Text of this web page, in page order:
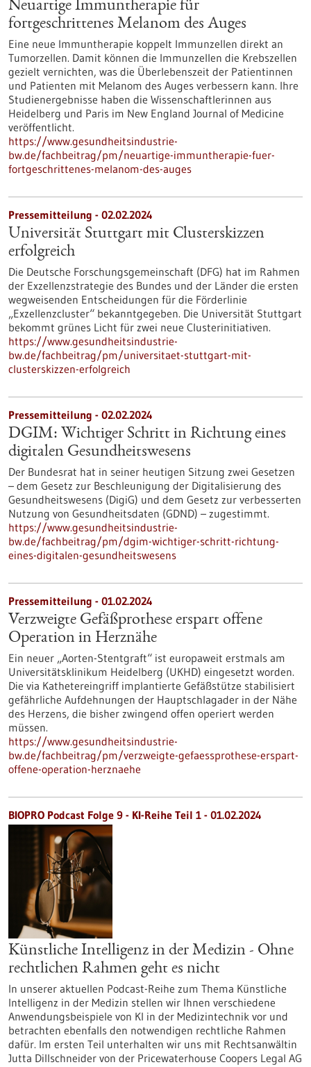
Neuartige Immuntherapie für
fortgeschrittenes Melanom des Auges
Eine neue Immuntherapie koppelt Immunzellen direkt an
Tumorzellen. Damit können die Immunzellen die Krebszellen
gezielt vernichten, was die Überlebenszeit der Patientinnen
und Patienten mit Melanom des Auges verbessern kann. Ihre
Studienergebnisse haben die Wissenschaftlerinnen aus
Heidelberg und Paris im New England Journal of Medicine
veröffentlicht.
https://www.gesundheitsindustrie-
bw.de/fachbeitrag/pm/neuartige-immuntherapie-fuer-
fortgeschrittenes-melanom-des-auges
Pressemitteilung - 02.02.2024
Universität Stuttgart mit Clusterskizzen
erfolgreich
Die Deutsche Forschungsgemeinschaft (DFG) hat im Rahmen
der Exzellenzstrategie des Bundes und der Länder die ersten
wegweisenden Entscheidungen für die Förderlinie
„Exzellenzcluster“ bekanntgegeben. Die Universität Stuttgart
bekommt grünes Licht für zwei neue Clusterinitiativen.
https://www.gesundheitsindustrie-
bw.de/fachbeitrag/pm/universitaet-stuttgart-mit-
clusterskizzen-erfolgreich
Pressemitteilung - 02.02.2024
DGIM: Wichtiger Schritt in Richtung eines
digitalen Gesundheitswesens
Der Bundesrat hat in seiner heutigen Sitzung zwei Gesetzen
– dem Gesetz zur Beschleunigung der Digitalisierung des
Gesundheitswesens (DigiG) und dem Gesetz zur verbesserten
Nutzung von Gesundheitsdaten (GDND) – zugestimmt.
https://www.gesundheitsindustrie-
bw.de/fachbeitrag/pm/dgim-wichtiger-schritt-richtung-
eines-digitalen-gesundheitswesens
Pressemitteilung - 01.02.2024
Verzweigte Gefäßprothese erspart offene
Operation in Herznähe
Ein neuer „Aorten-Stentgraft“ ist europaweit erstmals am
Universitätsklinikum Heidelberg (UKHD) eingesetzt worden.
Die via Kathetereingriff implantierte Gefäßstütze stabilisiert
gefährliche Aufdehnungen der Hauptschlagader in der Nähe
des Herzens, die bisher zwingend offen operiert werden
müssen.
https://www.gesundheitsindustrie-
bw.de/fachbeitrag/pm/verzweigte-gefaessprothese-erspart-
offene-operation-herznaehe
BIOPRO Podcast Folge 9 - KI-Reihe Teil 1 - 01.02.2024
Künstliche Intelligenz in der Medizin - Ohne
rechtlichen Rahmen geht es nicht
In unserer aktuellen Podcast-Reihe zum Thema Künstliche
Intelligenz in der Medizin stellen wir Ihnen verschiedene
Anwendungsbeispiele von KI in der Medizintechnik vor und
betrachten ebenfalls den notwendigen rechtliche Rahmen
dafür. Im ersten Teil unterhalten wir uns mit Rechtsanwältin
Jutta Dillschneider von der Pricewaterhouse Coopers Legal AG